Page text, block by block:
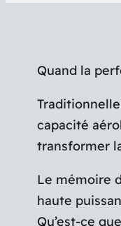
Quand la
capacité
transformer
Le mémoire
haute
Qu’est-ce